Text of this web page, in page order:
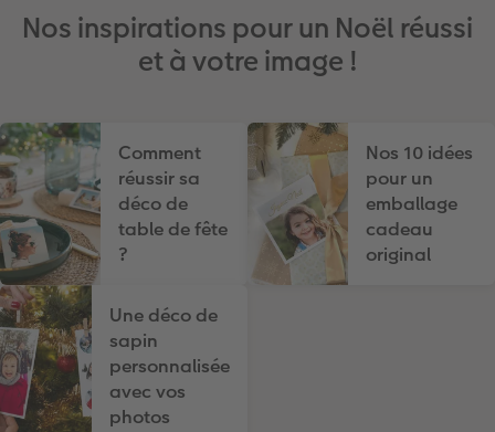
Nos inspirations pour un Noël réussi
et à votre image !
Comment
réussir sa
déco de
table de fête
?
Nos 10 idées
pour un
emballage
cadeau
original
Une déco de
sapin
personnalisée
avec vos
photos